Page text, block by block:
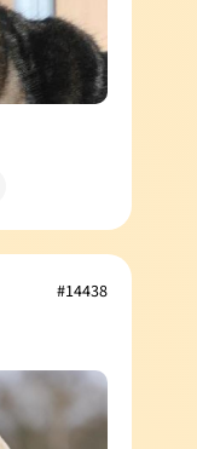
#14438